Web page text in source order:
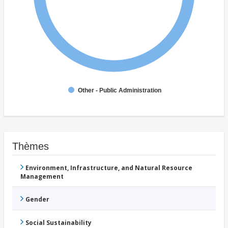
Other - Public Administration
Thèmes
Environment, Infrastructure, and Natural Resource
Management
Gender
Social Sustainability